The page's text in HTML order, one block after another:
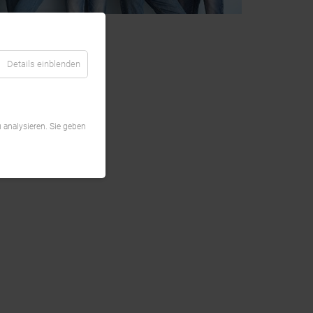
Details einblenden
Sie geben